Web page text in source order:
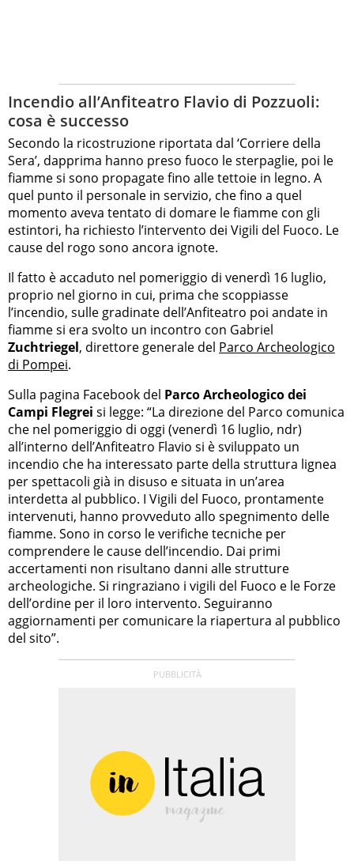
Incendio all’Anfiteatro Flavio di Pozzuoli:
cosa è successo
Secondo la ricostruzione riportata dal ‘Corriere della
Sera’, dapprima hanno preso fuoco le sterpaglie, poi le
fiamme si sono propagate fino alle tettoie in legno. A
quel punto il personale in servizio, che fino a quel
momento aveva tentato di domare le fiamme con gli
estintori, ha richiesto l’intervento dei Vigili del Fuoco. Le
cause del rogo sono ancora ignote.
Il fatto è accaduto nel pomeriggio di venerdì 16 luglio,
proprio nel giorno in cui, prima che scoppiasse
l’incendio, sulle gradinate dell’Anfiteatro poi andate in
fiamme si era svolto un incontro con Gabriel
Zuchtriegel, direttore generale del Parco Archeologico
di Pompei.
Sulla pagina Facebook del Parco Archeologico dei
Campi Flegrei si legge: “La direzione del Parco comunica
che nel pomeriggio di oggi (venerdì 16 luglio, ndr)
all’interno dell’Anfiteatro Flavio si è sviluppato un
incendio che ha interessato parte della struttura lignea
per spettacoli già in disuso e situata in un’area
interdetta al pubblico. I Vigili del Fuoco, prontamente
intervenuti, hanno provveduto allo spegnimento delle
fiamme. Sono in corso le verifiche tecniche per
comprendere le cause dell’incendio. Dai primi
accertamenti non risultano danni alle strutture
archeologiche. Si ringraziano i vigili del Fuoco e le Forze
dell’ordine per il loro intervento. Seguiranno
aggiornamenti per comunicare la riapertura al pubblico
del sito”.